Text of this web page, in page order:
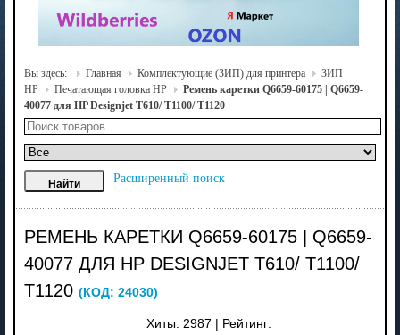
Вы здесь: Главная Комплектующие (ЗИП) для принтера
ЗИП
HP
Печатающая головка HP
Ремень каретки Q6659-60175 | Q6659-
40077 для HP Designjet T610/ T1100/ T1120
Расширенный поиск
РЕМЕНЬ КАРЕТКИ Q6659-60175 | Q6659-
40077 ДЛЯ HP DESIGNJET T610/ T1100/
T1120 (КОД: 24030)
Хиты: 2987 Рейтинг: